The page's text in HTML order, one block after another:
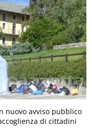
nuovo avviso pubblico
di cittadini